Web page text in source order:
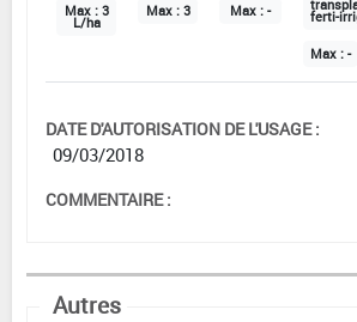
Max : 3
L/ha
Max : 3 Max : - ferti-
Max : -
DATE D'AUTORISATION DE L'USAGE :
09/03/2018
COMMENTAIRE :
Autres